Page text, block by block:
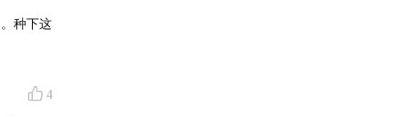
种下这
4